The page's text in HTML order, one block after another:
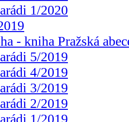
1/2020
- kniha Pražská
5/2019
4/2019
3/2019
2/2019